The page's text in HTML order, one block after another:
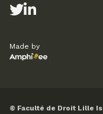
Made by
© Faculté de Droit Lille